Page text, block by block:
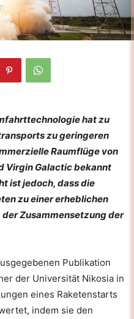
hat zu
zu geringeren
Raumflüge von
Virgin Galactic bekannt
ist jedoch, dass die
zu einer erheblichen
Zusammensetzung der
Publikation
der Universität Nikosia in
eines Raketenstarts
indem sie den